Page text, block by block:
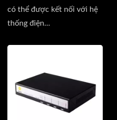
có thể được kết nối với hệ
thống điện...